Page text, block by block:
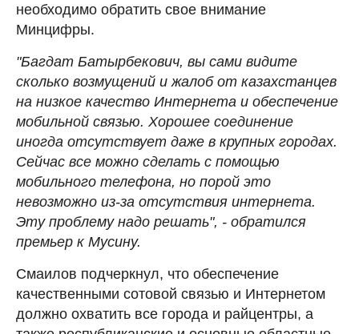
необходимо обратить свое внимание
Минцифры.
"Багдат Батырбекович, вы сами видите
сколько возмущений и жалоб от казахстанцев
на низкое качество Интернета и обеспечение
мобильной связью. Хорошее соединение
иногда отсутствует даже в крупных городах.
Сейчас все можно сделать с помощью
мобильного телефона, но порой это
невозможно из-за отсутствия интернета.
Эту проблему надо решать", - обратился
премьер к Мусину.
Смаилов подчеркнул, что обеспечение
качественными сотовой связью и Интернетом
должно охватить все города и райцентры, а